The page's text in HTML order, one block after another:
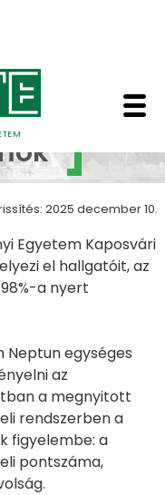
2025 december 10.
Egyetem Kaposvári
el hallgatóit, az
a nyert
Neptun egységes
az
a megnyitott
rendszerben a
figyelembe: a
pontszáma,